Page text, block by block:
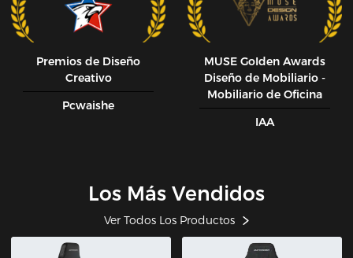
Premios de Diseño
Creativo
Pcwaishe
MUSE GoIden Awards
Diseño de Mobiliario -
Mobiliario de Oficina
IAA
Los Más Vendidos
Ver Todos Los Productos